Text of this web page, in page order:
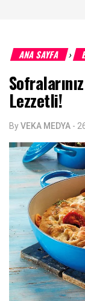
ANA SAYFA ›
Lezzetli!
ByVEKA MEDYA -